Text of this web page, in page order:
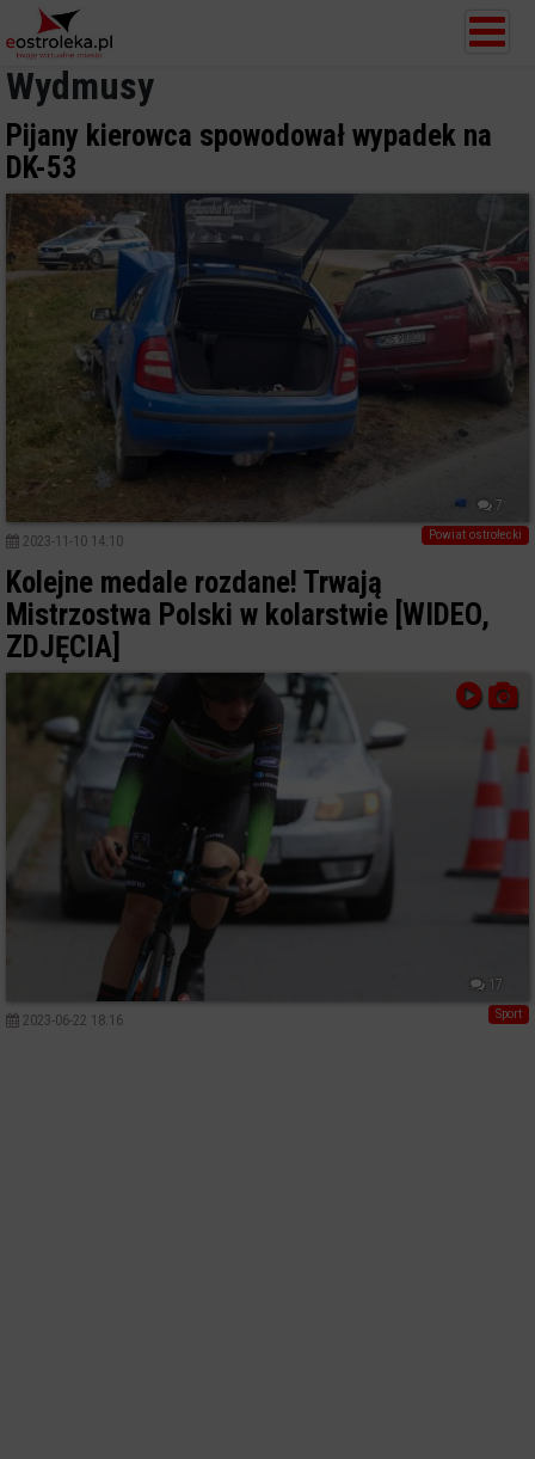
Wydmusy
Pijany kierowca spowodował wypadek na
DK-53
7
Powiat ostrołecki
2023-11-10 14:10
Kolejne medale rozdane! Trwają
Mistrzostwa Polski w kolarstwie [WIDEO,
ZDJĘCIA]
17
Sport
2023-06-22 18:16